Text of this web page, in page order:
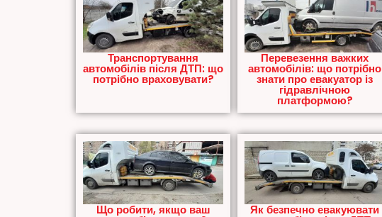
Транспортування
автомобілів після ДТП: що
потрібно враховувати?
Перевезення важких
автомобілів: що потрібно
знати про евакуатор із
гідравлічною
платформою?
Що робити, якщо ваш Як безпечно евакуювати